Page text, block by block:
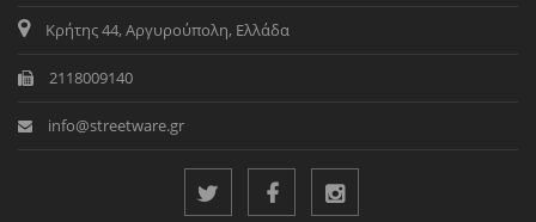
Κρήτης 44, Αργυρούπολη, Ελλάδα
2118009140
info@streetware.gr